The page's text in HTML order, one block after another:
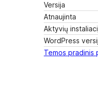
Versija
Atnaujinta
Aktyvių
WordPress
Temos pradinis